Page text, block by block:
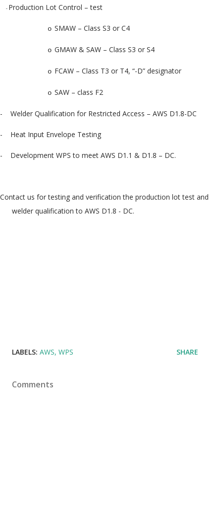
- Production Lot Control – test
o SMAW – Class S3 or C4
o GMAW & SAW – Class S3 or S4
o FCAW – Class T3 or T4, “-D” designator
o SAW – class F2
- Welder Qualification for Restricted Access – AWS D1.8-DC
- Heat Input Envelope Testing
- Development WPS to meet AWS D1.1 & D1.8 – DC.
Contact us for testing and verification the production lot test and
welder qualification to AWS D1.8 - DC.
LABELS: AWS WPS SHARE
Comments